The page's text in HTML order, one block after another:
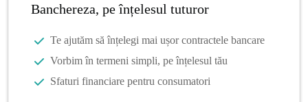
Banchereza, pe înțelesul tuturor
Te ajutăm să înțelegi mai ușor contractele bancare
Vorbim în termeni simpli, pe înțelesul tău
Sfaturi financiare pentru consumatori